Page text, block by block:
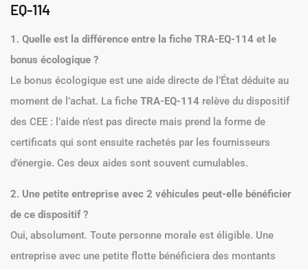
EQ-114
1. Quelle est la différence entre la fiche TRA-EQ-114 et le
bonus écologique ?
Le bonus écologique est une aide directe de l’État déduite au
moment de l’achat. La fiche TRA-EQ-114 relève du dispositif
des CEE : l’aide n’est pas directe mais prend la forme de
certificats qui sont ensuite rachetés par les fournisseurs
d’énergie. Ces deux aides sont souvent cumulables.
2. Une petite entreprise avec 2 véhicules peut-elle bénéficier
de ce dispositif ?
Oui, absolument. Toute personne morale est éligible. Une
entreprise avec une petite flotte bénéficiera des montants